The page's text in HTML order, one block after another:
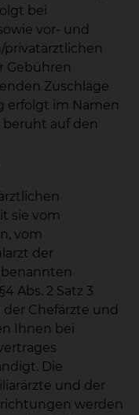
bei
vor- und
privatärztlichen
Gebühren
Zuschläge
erfolgt im Namen
auf den
sie vom
vom
der
Abs. 2 Satz 3
der Chefärzte und
Ihnen bei
Die
und der
werden